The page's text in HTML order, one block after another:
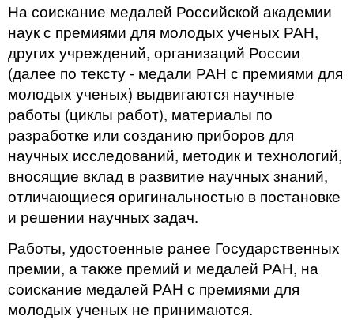
На соискание медалей Российской академии
наук с премиями для молодых ученых РАН,
других учреждений, организаций России
(далее по тексту - медали РАН с премиями для
моло­дых ученых) выдвигаются научные
работы (циклы работ), материалы по
разработке или созда­нию приборов для
научных исследований, методик и технологий,
вносящие вклад в развитие научных знаний,
отличающиеся оригинальностью в постановке
и решении научных задач.
Работы, удостоенные ранее Государственных
премии, а также премий и медалей РАН, на
соискание медалей РАН с премиями для
молодых ученых не принимаются.